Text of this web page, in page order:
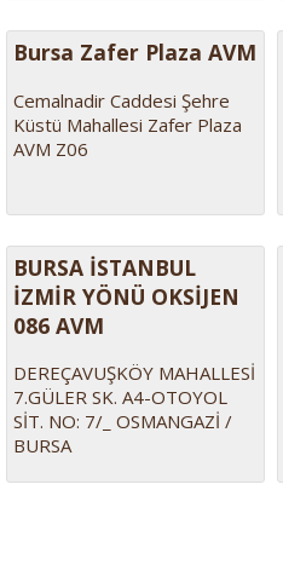
Bursa Zafer Plaza AVM
Cemalnadir Caddesi Şehre
Küstü Mahallesi Zafer Plaza
AVM Z06
BURSA İSTANBUL
İZMİR YÖNÜ OKSİJEN
086 AVM
DEREÇAVUŞKÖY MAHALLESİ
7.GÜLER SK. A4-OTOYOL
SİT. NO: 7/_ OSMANGAZİ /
BURSA